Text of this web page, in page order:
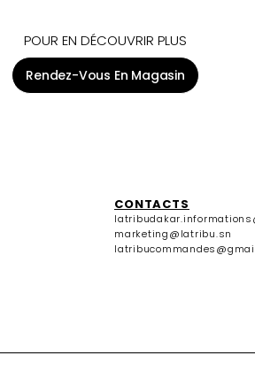
POUR EN DÉCOUVRIR PLUS
Rendez-Vous En Magasin
CONTACTS
marketing@latribu.sn